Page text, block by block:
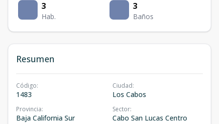
3
Hab.
3
Baños
Resumen
Código:
1483
Ciudad:
Los Cabos
Provincia:
Baja California Sur
Sector:
Cabo San Lucas Centro